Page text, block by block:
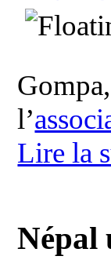
l’
Lire la
Népal